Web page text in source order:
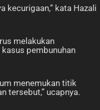
kecurigaan,” kata Hazali
melakukan
pembunuhan
menemukan titik
tersebut,” ucapnya.